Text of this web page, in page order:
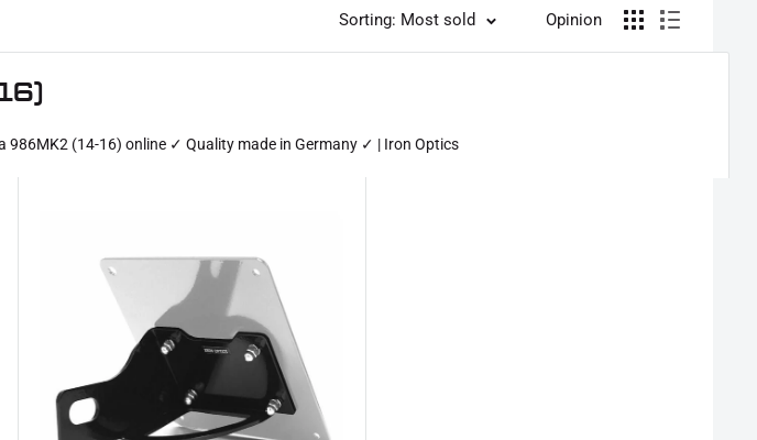
Sorting: Most sold Opinion
986MK2 (14-16) online ✓ Quality made in Germany ✓ | Iron Optics